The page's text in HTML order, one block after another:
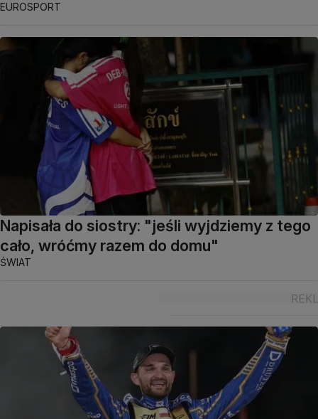
EUROSPORT
Napisała do siostry: "jeśli wyjdziemy z tego
cało, wróćmy razem do domu"
ŚWIAT